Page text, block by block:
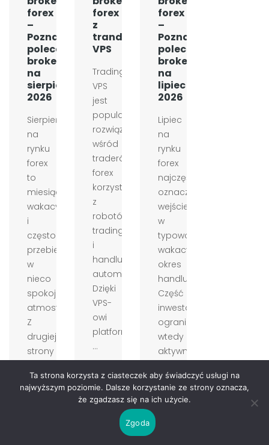
forex
–
Poznaj
polecanych
brokerów
na
sierpień
2026
Sierpień
na
rynku
forex
to
miesiąc
wakacyjny
i
często
przebiega
w
nieco
spokojniejszej
atmosferze.
Z
drugiej
strony
aktywność
części
forex
z
tranding
VPS
Trading
VPS
jest
popularnym
rozwiązaniem
wśród
traderów
forex
korzystających
z
robotów
tradingowych
i
handlu
automatycznego.
Dzięki
VPS-
owi
platforma
...
forex
–
Poznaj
polecanych
brokerów
na
lipiec
2026
Lipiec
na
rynku
forex
najczęściej
oznacza
wejście
w
typowo
wakacyjny
okres
handlu.
Część
inwestorów
ogranicza
wtedy
aktywność,
co
rynek
Ta strona korzysta z ciasteczek aby świadczyć usługi na
najwyższym poziomie. Dalsze korzystanie ze strony oznacza,
że zgadzasz się na ich użycie.
Zgoda